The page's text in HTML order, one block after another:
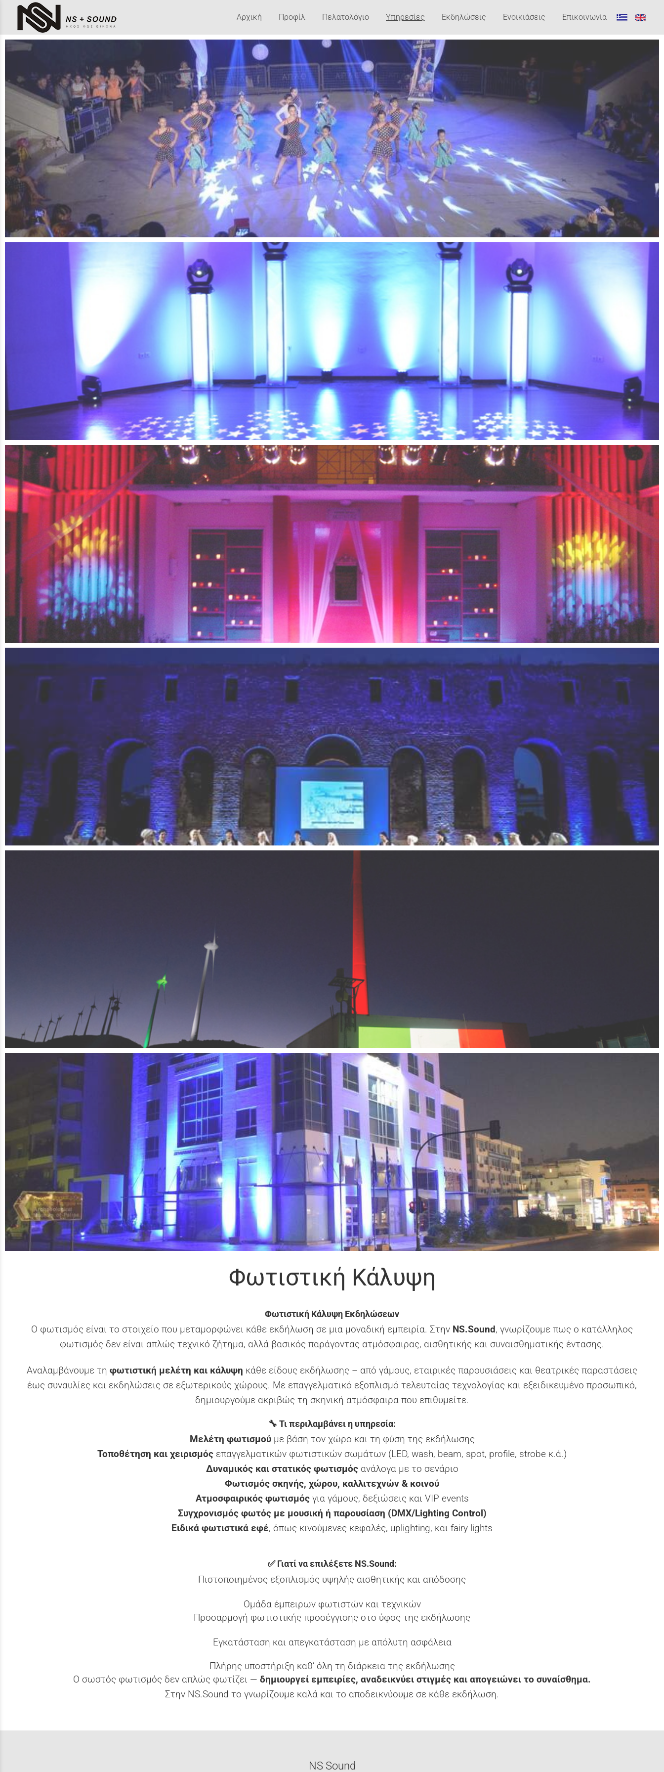
Αρχική Προφίλ Πελατολόγιο Υπηρεσίες Εκδηλώσεις Ενοικιάσεις Επικοινωνία
Φωτιστική Κάλυψη
Φωτιστική Κάλυψη Εκδηλώσεων
Ο φωτισμός είναι το στοιχείο που μεταμορφώνει κάθε εκδήλωση σε μια μοναδική εμπειρία. Στην NS.Sound, γνωρίζουμε πως ο κατάλληλος
φωτισμός δεν είναι απλώς τεχνικό ζήτημα, αλλά βασικός παράγοντας ατμόσφαιρας, αισθητικής και συναισθηματικής έντασης.
Αναλαμβάνουμε τη φωτιστική μελέτη και κάλυψη κάθε είδους εκδήλωσης – από γάμους, εταιρικές παρουσιάσεις και θεατρικές παραστάσεις
έως συναυλίες και εκδηλώσεις σε εξωτερικούς χώρους. Με επαγγελματικό εξοπλισμό τελευταίας τεχνολογίας και εξειδικευμένο προσωπικό,
δημιουργούμε ακριβώς τη σκηνική ατμόσφαιρα που επιθυμείτε.
🔧 Τι περιλαμβάνει η υπηρεσία:
Μελέτη φωτισμούμε βάση τον χώρο και τη φύση της εκδήλωσης
Τοποθέτηση και χειρισμός επαγγελματικών φωτιστικών σωμάτων (LED, wash, beam, spot, profile, strobe κ.ά.)
Δυναμικός και στατικός φωτισμόςανάλογα με το σενάριο
Φωτισμός σκηνής, χώρου, καλλιτεχνών & κοινoύ
Ατμοσφαιρικός φωτισμόςγια γάμους, δεξιώσεις και VIP events
Συγχρονισμός φωτός με μουσική ή παρουσίαση (DMX/Lighting Control)
Ειδικά φωτιστικά εφέ, όπως κινούμενες κεφαλές, uplighting, και fairy lights
✅ Γιατί να επιλέξετε NS.Sound:
Πιστοποιημένος εξοπλισμός υψηλής αισθητικής και απόδοσης
Ομάδα έμπειρων φωτιστών και τεχνικών
Προσαρμογή φωτιστικής προσέγγισης στο ύφος της εκδήλωσης
Εγκατάσταση και απεγκατάσταση με απόλυτη ασφάλεια
Πλήρης υποστήριξη καθ’ όλη τη διάρκεια της εκδήλωσης
Ο σωστός φωτισμός δεν απλώς φωτίζει — δημιουργεί εμπειρίες, αναδεικνύει στιγμές και απογειώνει το συναίσθημα.
Στην NS.Sound το γνωρίζουμε καλά και το αποδεικνύουμε σε κάθε εκδήλωση.
NS Sound